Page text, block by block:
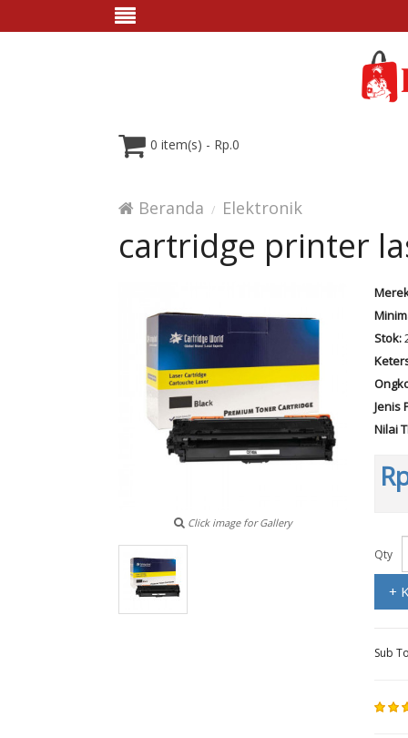
0 item(s) - Rp.0
Beranda Elektronik
cartridge printer
Click image for Gallery
Stok:
Jenis
Nilai
Qty
+
Sub